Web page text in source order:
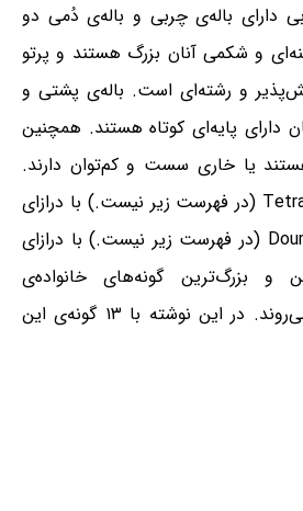
دارای باله‌ی چربی و باله‌ی دُمی دو
و شکمی آنان بزرگ هستند و پرتو
و رشته‌ای است. باله‌ی پشتی و
دارای پایه‌ای کوتاه هستند. همچنین
یا خاری سست و کم‌توان دارند.
Tetracamphilius clandestinus (در فهرست زیر نیست.) با درازای
۲ سانتی‌متر و Doumea typica (در فهرست زیر نیست.) با درازای
و بزرگ‌ترین گونه‌های خانواده‌ی
گربه‌ماهیان تیان به‌شمار می‌روند. در این نوشته با ۱۳ گونه‌ی این